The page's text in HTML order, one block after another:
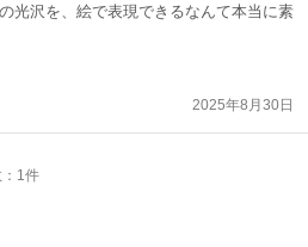
光沢を、絵で表現できるなんて本当に素
2025年8月30日
1件